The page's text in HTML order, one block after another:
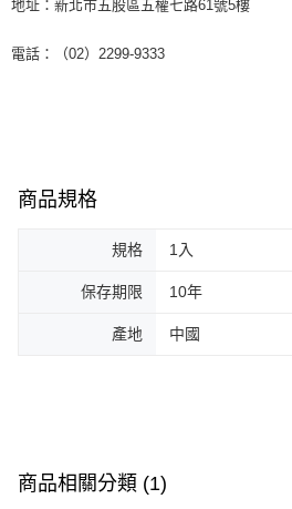
地址：新北市五股區五權七路61號5樓
電話：（02）2299-9333
商品規格
規格 1入
保存期限 10年
產地 中國
商品相關分類 (1)